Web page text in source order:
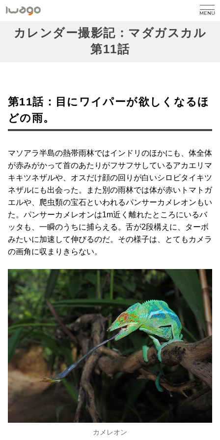
MENU
カレンダー撮影記：マダガスカル
第11話
第11話：目にワイパーが欲しくなるほ
どの雨。
マソアラ半島の熱帯雨林ではインドリのほかにも、体全体
が赤みがかって首のあたりがフサフサしているアカエリマ
キキツネザルや、オスだけ顔の回りが白いシロビタイキツ
ネザルにも出会った。また別の雨林では体が赤いトマトガ
エルや、爬虫類の宝石といわれるパンサーカメレオンもい
た。パンサーカメレオンは1m近く離れたところにいるバ
ッタも、一瞬のうちに捕らえる。舌が2段構えに、ターボ
みたいに加速して伸びるのだ。その様子は、とてもカメラ
の画角に収まりきらない。
カメレオン